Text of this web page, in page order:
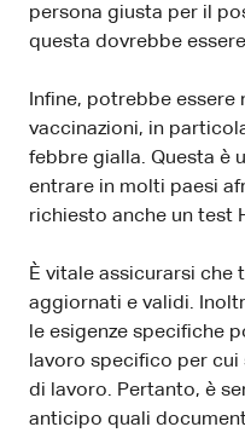
persona giusta per il
questa dovrebbe
Infine, potrebbe
vaccinazioni, in
febbre gialla. Questa è
entrare in molti paesi
richiesto anche un test
È vitale assicurarsi
aggiornati e validi.
le esigenze specifiche
lavoro specifico per
di lavoro. Pertanto, è
anticipo quali